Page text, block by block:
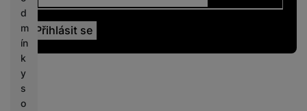
d
m
ín
k
y
s
o